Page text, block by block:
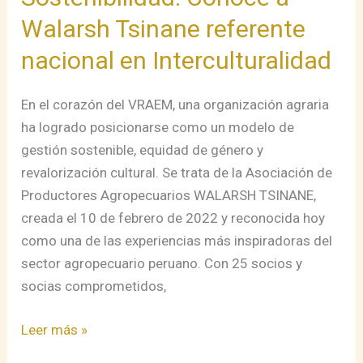
Walarsh Tsinane referente
nacional en Interculturalidad
En el corazón del VRAEM, una organización agraria
ha logrado posicionarse como un modelo de
gestión sostenible, equidad de género y
revalorización cultural. Se trata de la Asociación de
Productores Agropecuarios WALARSH TSINANE,
creada el 10 de febrero de 2022 y reconocida hoy
como una de las experiencias más inspiradoras del
sector agropecuario peruano. Con 25 socios y
socias comprometidos,
Leer más »